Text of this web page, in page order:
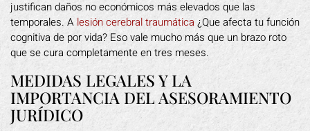
justifican daños no económicos más elevados que las
temporales. Alesión cerebral traumática ¿Que afecta tu función
cognitiva de por vida? Eso vale mucho más que un brazo roto
que se cura completamente en tres meses.
MEDIDAS LEGALES Y LA
IMPORTANCIA DEL ASESORAMIENTO
JURÍDICO